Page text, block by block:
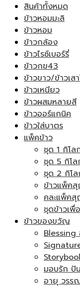
สินค้าทั้งหมด
ข้าวหอมมะลิ
ข้าวหอม
ข้าวกล้อง
ข้าวไรซ์เบอร์รี่
ข้าวกข43
ข้าวขาว/ข้าวเส
ข้าวเหนียว
ข้าวผสมหลายสี
ข้าวออร์แกนิค
ข้าวใส่บาตร
แพ็คข้าว
ชุด 1 กิโ
ชุด 5 กิโ
ชุด 2 กิโ
ข้าวแพ็ค
คละแพ็ค
ชุดข้าวเพื่
ข้าวของขวัญ
มอบรัก ปั
อายุ วรร